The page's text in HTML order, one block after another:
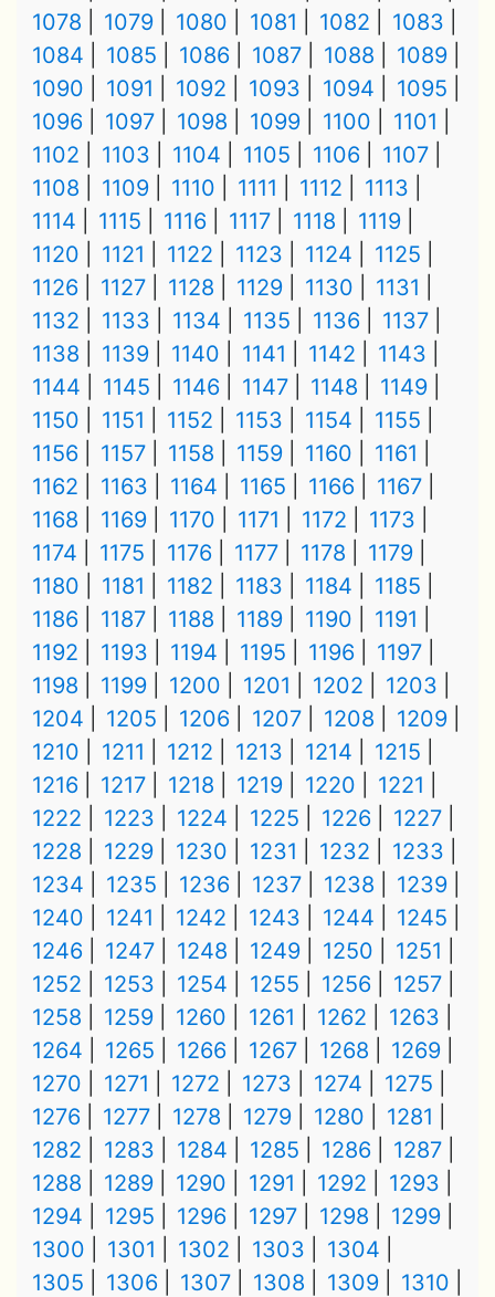
1078
1079 1080 1081 1082
1083
1084
1085 1086 1087 1088
1089
1090
1091 1092 1093 1094
1095
1096
1097 1098 1099 1100
1101
1102
1103 1104 1105 1106
1107
1108
1109 1110 1111 1112
1113
1114
1115 1116 1117 1118
1119
1120
1121 1122 1123 1124
1125
1126
1127 1128 1129 1130
1131
1132
1133 1134 1135 1136
1137
1138
1139 1140 1141 1142
1143
1144
1145 1146 1147 1148
1149
1150
1151 1152 1153 1154
1155
1156
1157 1158 1159 1160
1161
1162
1163 1164 1165 1166
1167
1168
1169 1170 1171 1172
1173
1174
1175 1176 1177 1178
1179
1180
1181 1182 1183 1184
1185
1186
1187 1188 1189 1190
1191
1192
1193 1194 1195 1196
1197
1198
1199 1200 1201 1202
1203
1204
1205 1206 1207 1208
1209
1210
1211 1212 1213 1214
1215
1216
1217 1218 1219 1220
1221
1222
1223 1224 1225 1226
1227
1228
1229 1230 1231 1232
1233
1234
1235 1236 1237 1238
1239
1240
1241 1242 1243 1244
1245
1246
1247 1248 1249 1250
1251
1252
1253 1254 1255 1256
1257
1258
1259 1260 1261 1262
1263
1264
1265 1266 1267 1268
1269
1270
1271 1272 1273 1274
1275
1276
1277 1278 1279 1280
1281
1282
1283 1284 1285 1286
1287
1288
1289 1290 1291 1292
1293
1294
1295 1296 1297 1298
1299
1300
1301 1302 1303
1304
1305
1306 1307 1308 1309
1310